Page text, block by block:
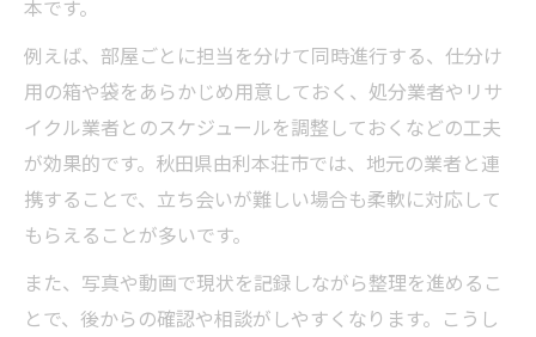
本です。
例えば、部屋ごとに担当を分けて同時進行する、仕分け
用の箱や袋をあらかじめ用意しておく、処分業者やリサ
イクル業者とのスケジュールを調整しておくなどの工夫
が効果的です。秋田県由利本荘市では、地元の業者と連
携することで、立ち会いが難しい場合も柔軟に対応して
もらえることが多いです。
また、写真や動画で現状を記録しながら整理を進めるこ
とで、後からの確認や相談がしやすくなります。こうし